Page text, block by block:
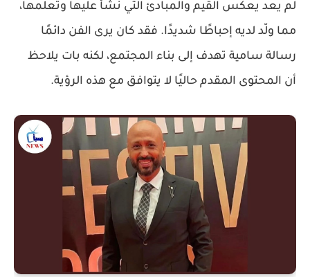
لم يعد يعكس القيم والمبادئ التي نشأ عليها وتعلّمها،
مما ولّد لديه إحباطًا شديدًا. فقد كان يرى الفن دائمًا
رسالة سامية تهدف إلى بناء المجتمع، لكنه بات يلاحظ
أن المحتوى المقدم حاليًا لا يتوافق مع هذه الرؤية.